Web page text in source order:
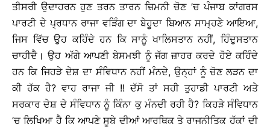
ਤੀਸਰੀ ਉਦਾਹਰਨ ਹੁਣ ਤਰਨ ਤਾਰਨ ਜ਼ਿਮਨੀ ਚੋਣ ’ਚ ਪੰਜਾਬ ਕਾਂਗਰਸ
ਪਾਰਟੀ ਦੇ ਪ੍ਰਧਾਨ ਰਾਜਾ ਵੜਿੰਗ ਦਾ ਬੇਹੂਦਾ ਬਿਆਨ ਸਾਮ੍ਹਣੇ ਆਇਆ,
ਜਿਸ ਵਿੱਚ ਉਹ ਕਹਿੰਦੇ ਹਨ ਕਿ ਸਾਨੂੰ ਖਾਲਿਸਤਾਨ ਨਹੀਂ, ਹਿੰਦੁਸਤਾਨ
ਚਾਹੀਦੈ। ਉਹ ਅੱਗੇ ਆਪਣੀ ਬੇਸਮਝੀ ਨੂੰ ਜੱਗ ਜ਼ਾਹਰ ਕਰਦੇ ਹੋਏ ਕਹਿੰਦੇ
ਹਨ ਕਿ ਜਿਹੜੇ ਦੇਸ਼ ਦਾ ਸੰਵਿਧਾਨ ਨਹੀਂ ਮੰਨਦੇ, ਉਨ੍ਹਾਂ ਨੂੰ ਚੋਣ ਲੜਨ ਦਾ
ਕੀ ਹੱਕ ਹੈ? ਵਾਹ ਰਾਜਾ ਜੀ !! ਦੱਸੋ ਤਾਂ ਸਹੀ ਤੁਹਾਡੀ ਪਾਰਟੀ ਅਤੇ
ਸਰਕਾਰ ਦੇਸ਼ ਦੇ ਸੰਵਿਧਾਨ ਨੂੰ ਕਿੰਨਾ ਕੁ ਮੰਨਦੀ ਰਹੀ ਹੈ? ਕਿਹੜੇ ਸੰਵਿਧਾਨ
’ਚ ਲਿਖਿਆ ਹੈ ਕਿ ਆਪਣੇ ਸੂਬੇ ਦੀਆਂ ਆਰਥਿਕ ਤੇ ਰਾਜਨੀਤਿਕ ਹੱਕਾਂ ਦੀ